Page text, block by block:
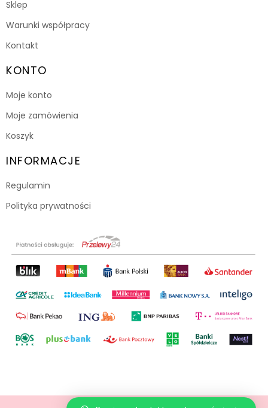
Sklep
Warunki współpracy
Kontakt
KONTO
Moje konto
Moje zamówienia
Koszyk
INFORMACJE
Regulamin
Polityka prywatności